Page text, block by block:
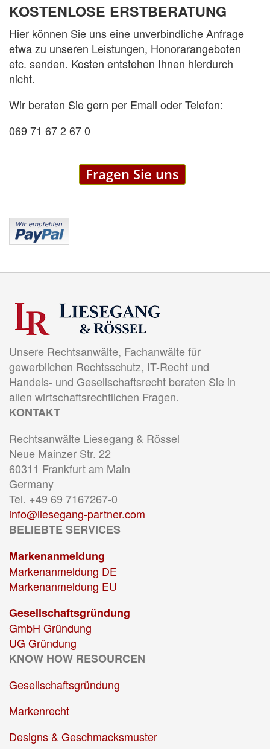
KOSTENLOSE ERSTBERATUNG
Hier können Sie uns eine unverbindliche Anfrage
etwa zu unseren Leistungen, Honorarangeboten
etc. senden. Kosten entstehen Ihnen hierdurch
nicht.
Wir beraten Sie gern per Email oder Telefon:
069 71 67 2 67 0
Fragen Sie uns
Unsere Rechtsanwälte, Fachanwälte für
gewerblichen Rechtsschutz, IT-Recht und
Handels- und Gesellschaftsrecht beraten Sie in
allen wirtschaftsrechtlichen Fragen.
KONTAKT
Rechtsanwälte Liesegang & Rössel
Neue Mainzer Str. 22
60311 Frankfurt am Main
Germany
Tel. +49 69 7167267-0
info@liesegang-partner.com
BELIEBTE SERVICES
Markenanmeldung
Markenanmeldung DE
Markenanmeldung EU
Gesellschaftsgründung
GmbH Gründung
UG Gründung
KNOW HOW RESOURCEN
Gesellschaftsgründung
Markenrecht
Designs & Geschmacksmuster